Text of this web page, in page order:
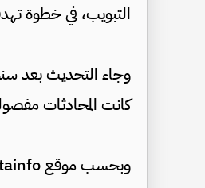
التبويب، في خطوة
وجاء التحديث بعد
كانت المحادثات